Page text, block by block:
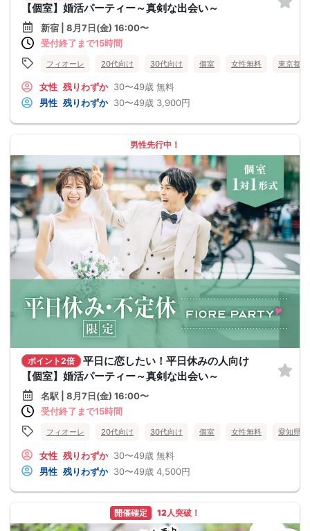
【個室】婚活パーティー～真剣な出会い～
新宿 | 8月7日(金) 16:00〜
受付終了まで15時間
フィオーレ 20代向け 30代向け 個室 女性無料 東京都
女性 残りわずか 30〜49歳 無料
男性 残りわずか 30〜49歳 3,900円
男性先行中！
ポイント2倍
平日に恋したい！平日休みの人向け
【個室】婚活パーティー～真剣な出会い～
名駅 | 8月7日(金) 16:00〜
受付終了まで15時間
フィオーレ 20代向け 30代向け 個室 女性無料 愛知県
女性 残りわずか 30〜49歳 無料
男性 残りわずか 30〜49歳 4,500円
開催確定 12人突破！